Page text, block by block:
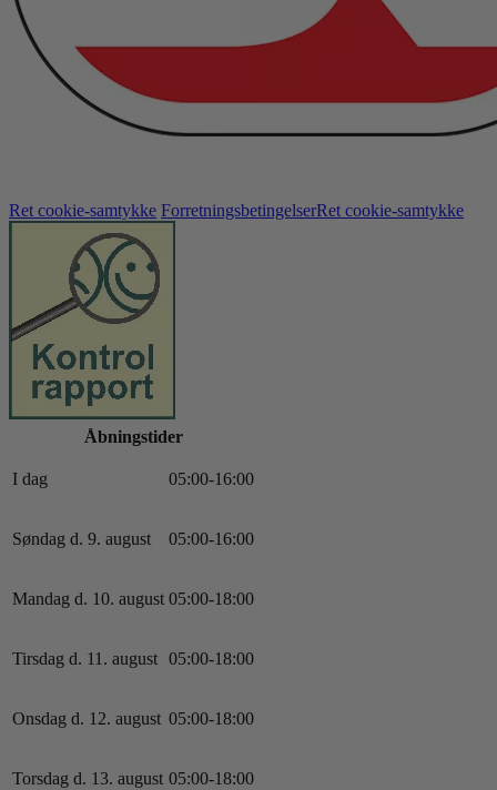
Ret cookie-samtykke ForretningsbetingelserRet cookie-samtykke
Åbningstider
I dag 05:00-16:00
Søndag d. 9. august 05:00-16:00
Mandag d. 10. august 05:00-18:00
Tirsdag d. 11. august 05:00-18:00
Onsdag d. 12. august 05:00-18:00
Torsdag d. 13. august 05:00-18:00